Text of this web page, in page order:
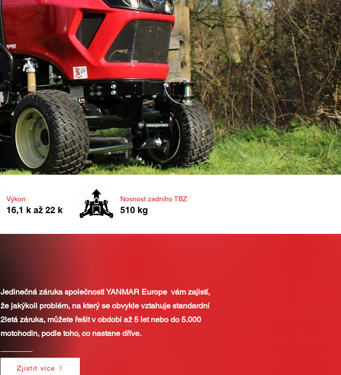
Výkon:
16,1 k až 22 k
Nosnost zadního TBZ:
510 kg
Jedinečná záruka společnosti YANMAR Europe vám zajistí,
že jakýkoli problém, na který se obvykle vztahuje standardní
2letá záruka, můžete řešit v období až 5 let nebo do 5.000
motohodin, podle toho, co nastane dříve.
Zjistit více